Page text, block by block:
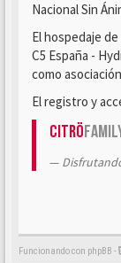
Nacional Sin
El hospedaje
C5 España -
como
El registro y
Citrö
Funcionando con phpBB -